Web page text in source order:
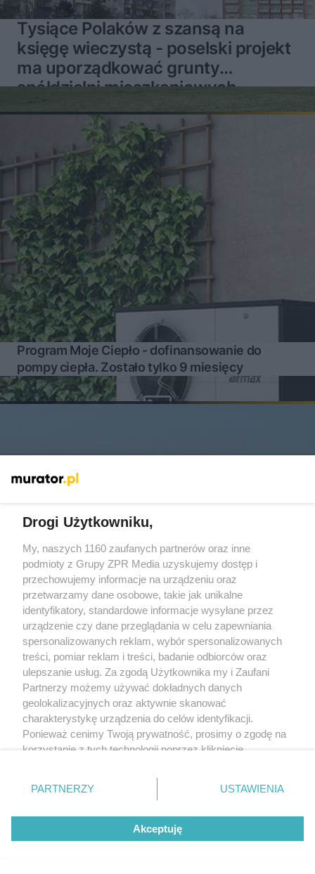
Tysiące Polaków z szansą na
księgę wieczystą - poselski projekt
ma uporządkować grunty
spółdzielni mieszkaniowych
Program Moje Ciepło - dofinansowanie do
pompy ciepła. Zostało tylko 9 miesięcy
Podatek od nieruchomości w 2026 rok. Płacimy
wciąż coraz więcej, a 15 marca mija termin
zapłaty
Drogi Użytkowniku,
My, naszych 1160 zaufanych partnerów oraz inne
podmioty z Grupy ZPR Media uzyskujemy dostęp i
przechowujemy informacje na urządzeniu oraz
przetwarzamy dane osobowe, takie jak unikalne
identyfikatory, standardowe informacje wysyłane przez
urządzenie czy dane przeglądania w celu zapewniania
spersonalizowanych reklam, wybór spersonalizowanych
treści, pomiar reklam i treści, badanie odbiorców oraz
ulepszanie usług. Za zgodą Użytkownika my i Zaufani
Partnerzy możemy używać dokładnych danych
geolokalizacyjnych oraz aktywnie skanować
charakterystykę urządzenia do celów identyfikacji.
Ponieważ cenimy Twoją prywatność, prosimy o zgodę na
korzystanie z tych technologii poprzez kliknięcie
zmienić/wycofać klikając przycisk ustawień prywatności
znajdujący się w lewym dolnym rogu strony
rodzaje przetwarzania danych nie wymagają zgody
użytkownika, ale masz prawo sprzeciwić się takiemu
przetwarzaniu. Preferencje będą miały zastosowanie tylko
PARTNERZY USTAWIENIA
Akceptuję